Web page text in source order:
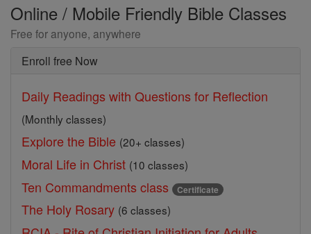
Online / Mobile Friendly Bible Classes
Free for anyone, anywhere
Enroll free Now
Daily Readings with Questions for Reflection
(Monthly classes)
Explore the Bible (20+ classes)
Moral Life in Christ (10 classes)
Ten Commandments class Certificate
The Holy Rosary (6 classes)